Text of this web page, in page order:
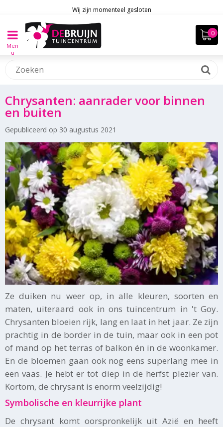
Men
u
Wij zijn momenteel gesloten
Chrysanten: aanrader voor binnen
en buiten
Gepubliceerd op 30 augustus 2021
Ze duiken nu weer op, in alle kleuren, soorten en
maten, uiteraard ook in ons tuincentrum in 't Goy.
Chrysanten bloeien rijk, lang en laat in het jaar. Ze zijn
prachtig in de border in de tuin, maar ook in een pot
of mand op het terras of balkon én in de woonkamer.
En de bloemen gaan ook nog eens superlang mee in
een vaas. Je hebt er tot diep in de herfst plezier van.
Kortom, de chrysant is enorm veelzijdig!
Symbolische en kleurrijke plant
De chrysant komt oorspronkelijk uit Azië en heeft